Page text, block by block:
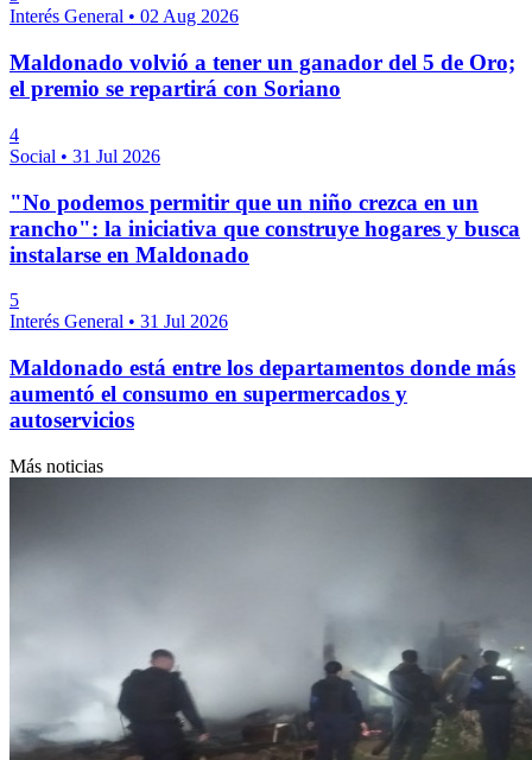
Interés General • 02 Aug 2026
Maldonado volvió a tener un ganador del 5 de Oro;
el premio se repartirá con Soriano
4
Social • 31 Jul 2026
"No podemos permitir que un niño crezca en un
rancho": la iniciativa que construye hogares y busca
instalarse en Maldonado
5
Interés General • 31 Jul 2026
Maldonado está entre los departamentos donde más
aumentó el consumo en supermercados y
autoservicios
Más noticias